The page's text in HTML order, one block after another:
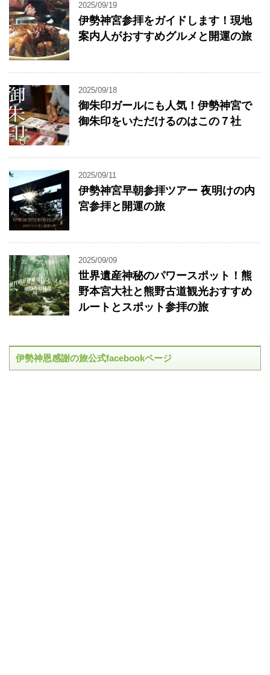
2025/09/19
伊勢神宮参拝をガイドします！現地
案内人がおすすめグルメと開運の旅
2025/09/18
御朱印ガールにも人気！伊勢神宮で
御朱印をいただけるのはこの７社
2025/09/11
伊勢神宮早朝参拝ツアー 夜明けの内
宮参拝と開運の旅
2025/09/09
世界遺産神秘のパワースポット！熊
野本宮大社と熊野古道観光おすすめ
ルートとスポット参拝の旅
伊勢神恩感謝の旅公式facebookページ